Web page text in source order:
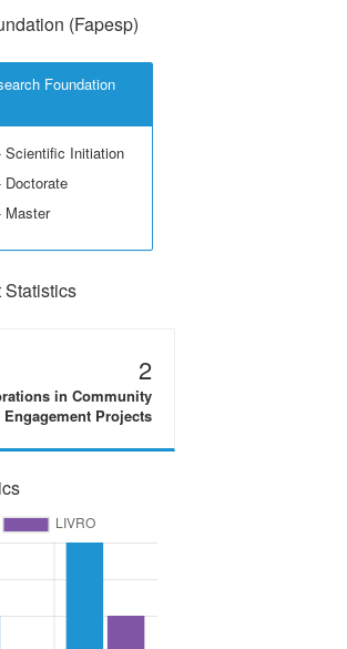
(Fapesp)
Foundation
Scientific Initiation
Doctorate
Master
2
in Community
Engagement Projects